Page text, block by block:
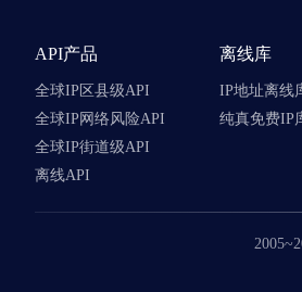
API产品
全球IP区县级API
全球IP网络风险API
全球IP街道级API
离线API
离线库
IP地址离线
纯真免费IP